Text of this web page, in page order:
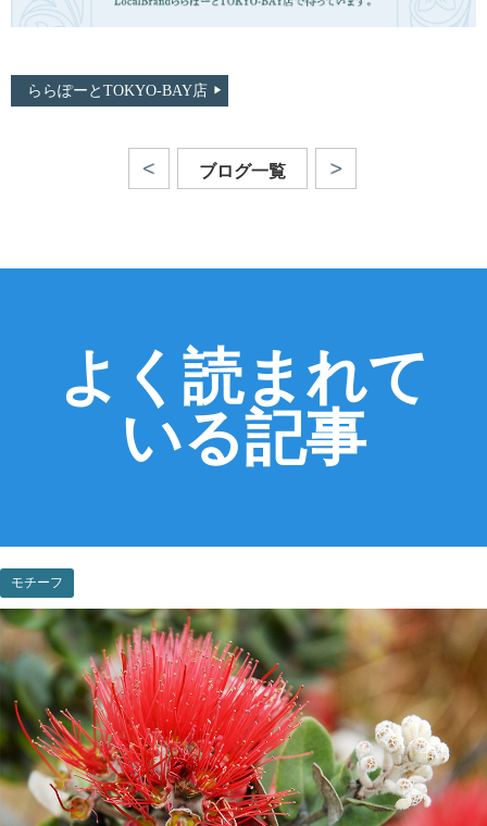
ららぽーとTOKYO-BAY店
ブログ一覧
よく読まれて
いる記事
モチーフ